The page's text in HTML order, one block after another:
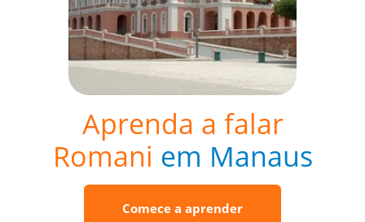
Aprenda a falar
Romani em Manaus
Comece a aprender